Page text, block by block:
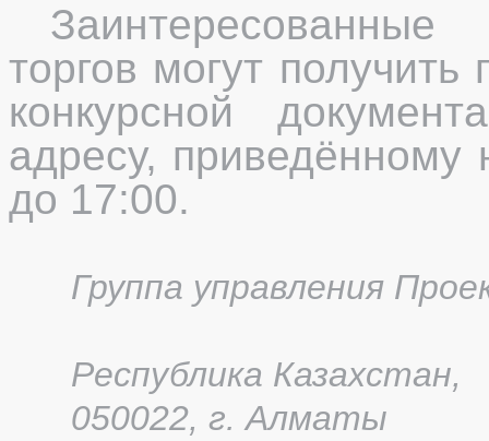
торгов могут
конкурсной
адресу,
до 17:00.
Группа управления
Республика Казахстан,
050022, г. Алматы